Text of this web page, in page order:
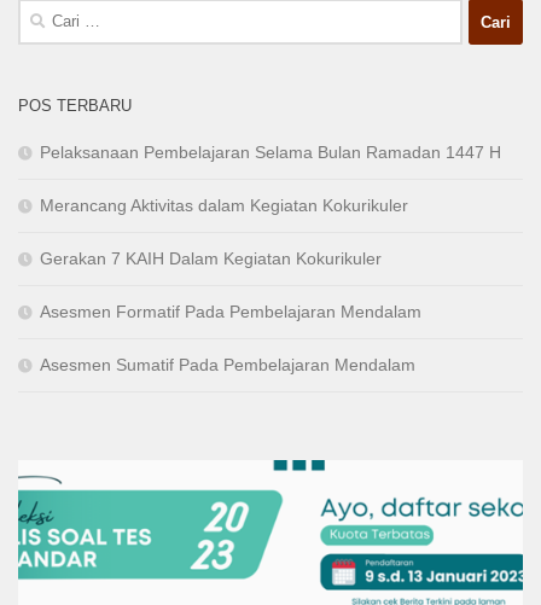
Cari
untuk:
POS TERBARU
Pelaksanaan Pembelajaran Selama Bulan Ramadan 1447 H
Merancang Aktivitas dalam Kegiatan Kokurikuler
Gerakan 7 KAIH Dalam Kegiatan Kokurikuler
Asesmen Formatif Pada Pembelajaran Mendalam
Asesmen Sumatif Pada Pembelajaran Mendalam